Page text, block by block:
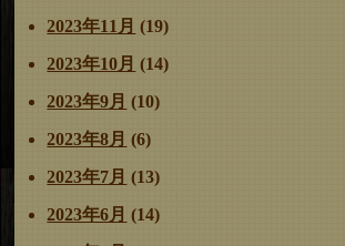
2023年11月 (19)
2023年10月 (14)
2023年9月 (10)
2023年8月 (6)
2023年7月 (13)
2023年6月 (14)